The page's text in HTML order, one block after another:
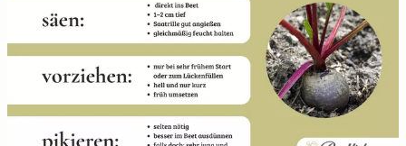
Zuckermais
Zuckerschoten